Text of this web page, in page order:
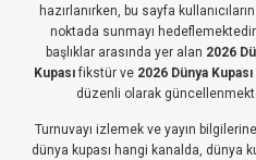
hazırlanırken, bu sayfa
noktada sunmayı
başlıklar arasında yer alan 2026
Kupasıfikstür ve 2026 Dünya Kupası
düzenli olarak
Turnuvayı izlemek ve yayın
dünya kupası hangi kanalda, dünya